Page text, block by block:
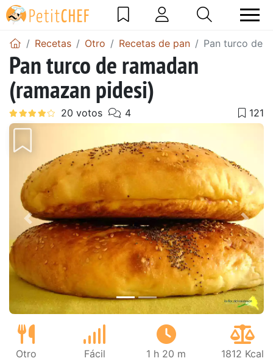
Recetas Otro Recetas de pan Pan turco de
Pan turco de ramadan
(ramazan pidesi)
Anterior
Otro Fácil 1 h 20 m 1812 Kcal